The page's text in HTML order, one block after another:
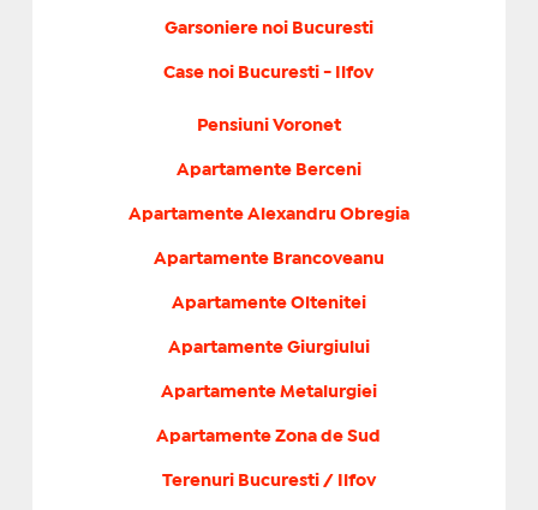
Garsoniere noi Bucuresti
Case noi Bucuresti - Ilfov
Pensiuni Voronet
Apartamente Berceni
Apartamente Alexandru Obregia
Apartamente Brancoveanu
Apartamente Oltenitei
Apartamente Giurgiului
Apartamente Metalurgiei
Apartamente Zona de Sud
Terenuri Bucuresti / Ilfov